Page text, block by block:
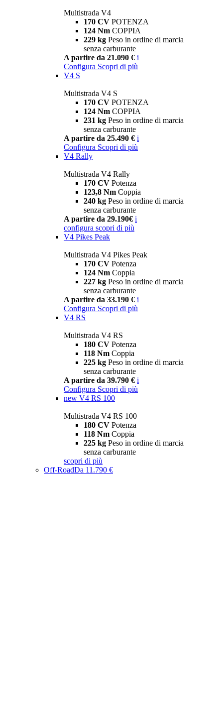
Multistrada V4
170 CV POTENZA
124 Nm COPPIA
229 kg Peso in ordine di marcia
senza carburante
A partire da 21.090 € i
Configura Scopri di più
V4 S
Multistrada V4 S
170 CV POTENZA
124 Nm COPPIA
231 kg Peso in ordine di marcia
senza carburante
A partire da 25.490 € i
Configura Scopri di più
V4 Rally
Multistrada V4 Rally
170 CV Potenza
123,8 Nm Coppia
240 kg Peso in ordine di marcia
senza carburante
A partire da 29.190€ i
configura scopri di più
V4 Pikes Peak
Multistrada V4 Pikes Peak
170 CV Potenza
124 Nm Coppia
227 kg Peso in ordine di marcia
senza carburante
A partire da 33.190 € i
Configura Scopri di più
V4 RS
Multistrada V4 RS
180 CV Potenza
118 Nm Coppia
225 kg Peso in ordine di marcia
senza carburante
A partire da 39.790 € i
Configura Scopri di più
new V4 RS 100
Multistrada V4 RS 100
180 CV Potenza
118 Nm Coppia
225 kg Peso in ordine di marcia
senza carburante
scopri di più
Off-RoadDa 11.790 €